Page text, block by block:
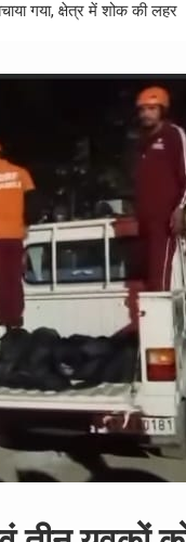
गया, क्षेत्र में शोक की लहर